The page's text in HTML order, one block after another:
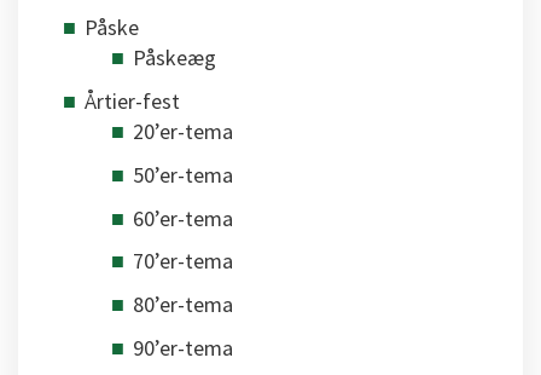
Påske
Påskeæg
Årtier-fest
20’er-tema
50’er-tema
60’er-tema
70’er-tema
80’er-tema
90’er-tema